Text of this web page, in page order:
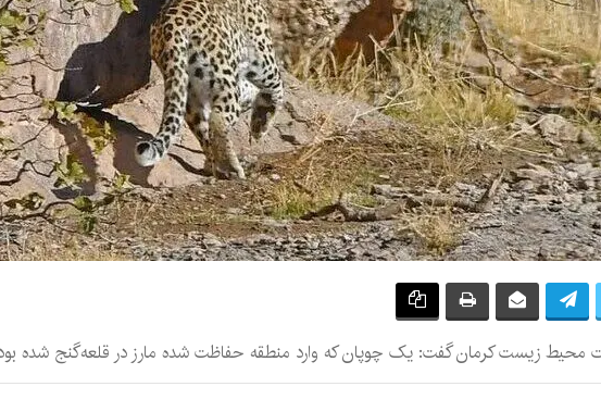
محیط زیست کرمان گفت: یک چوپان که وارد منطقه حفاظت شده مارز در قلعه‌گنج شده